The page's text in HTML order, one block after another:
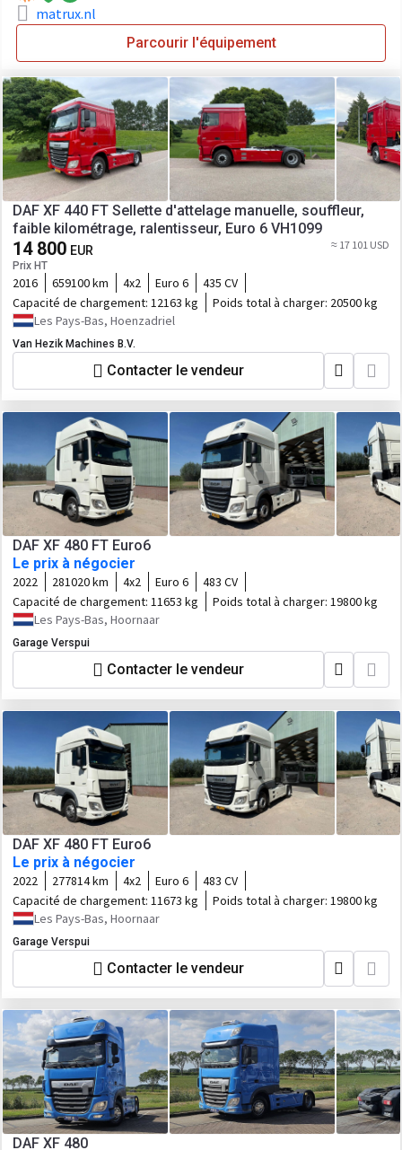
matrux.nl
Parcourir l'équipement
DAF XF 440 FT Sellette d'attelage manuelle, souffleur,
faible kilométrage, ralentisseur, Euro 6 VH1099
14 800 EUR
Prix HT
≈ 17 101 USD
2016 659100 km 4x2 Euro 6
435 CV
Capacité de chargement: 12163 kg Poids total à charger: 20500 kg
Les Pays-Bas, Hoenzadriel
Van Hezik Machines B.V.
Contacter le vendeur
DAF XF 480 FT Euro6
Le prix à négocier
2022 281020 km 4x2 Euro 6
483 CV
Capacité de chargement: 11653 kg Poids total à charger: 19800 kg
Les Pays-Bas, Hoornaar
Garage Verspui
Contacter le vendeur
DAF XF 480 FT Euro6
Le prix à négocier
2022 277814 km 4x2 Euro 6
483 CV
Capacité de chargement: 11673 kg Poids total à charger: 19800 kg
Les Pays-Bas, Hoornaar
Garage Verspui
Contacter le vendeur
DAF XF 480